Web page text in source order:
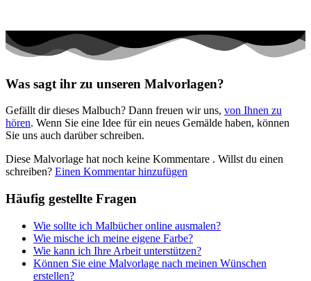
Was sagt ihr zu unseren Malvorlagen?
Gefällt dir dieses Malbuch? Dann freuen wir uns, von Ihnen zu
hören. Wenn Sie eine Idee für ein neues Gemälde haben, können
Sie uns auch darüber schreiben.
Diese Malvorlage hat noch keine Kommentare . Willst du einen
schreiben? Einen Kommentar hinzufügen
Häufig gestellte Fragen
Wie sollte ich Malbücher online ausmalen?
Wie mische ich meine eigene Farbe?
Wie kann ich Ihre Arbeit unterstützen?
Können Sie eine Malvorlage nach meinen Wünschen
erstellen?